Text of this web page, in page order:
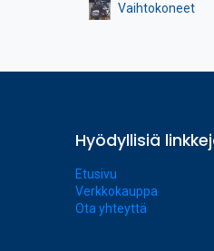
Vaihtokoneet
Hyödyllisiä
Etusivu
Verkkokauppa
Ota yhteyttä